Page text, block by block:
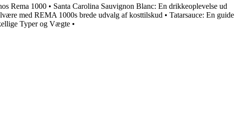
Rema 1000 • Santa Carolina Sauvignon Blanc: En drikkeoplevelse ud
med REMA 1000s brede udvalg af kosttilskud • Tatarsauce: En guide
Typer og Vægte •